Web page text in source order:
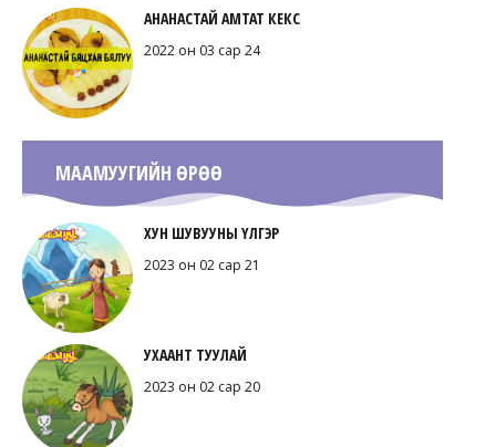
АНАНАСТАЙ АМТАТ КЕКС
2022 он 03 сар 24
МААМУУГИЙН ӨРӨӨ
ХУН ШУВУУНЫ ҮЛГЭР
2023 он 02 сар 21
УХААНТ ТУУЛАЙ
2023 он 02 сар 20